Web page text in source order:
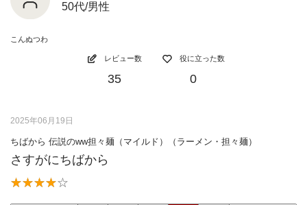
50代/男性
こんぬつわ
レビュー数
35
役に立った数
0
2025年06月19日
ちばから 伝説のww担々麺（マイルド）（ラーメン・担々麺）
さすがにちばから